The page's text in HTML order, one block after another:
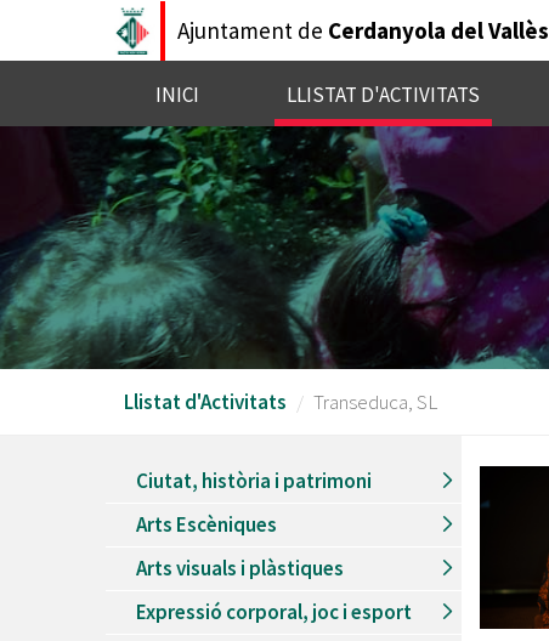
Ajuntament de Cerdanyola del Vallès
INICI LLISTAT D'ACTIVITATS
Llistat d'Activitats Transeduca, SL
Ciutat, història i patrimoni
Arts Escèniques
Arts visuals i plàstiques
Expressió corporal, joc i esport